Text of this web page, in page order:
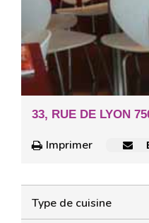
33, RUE DE LYON
Imprimer
Type de cuisine